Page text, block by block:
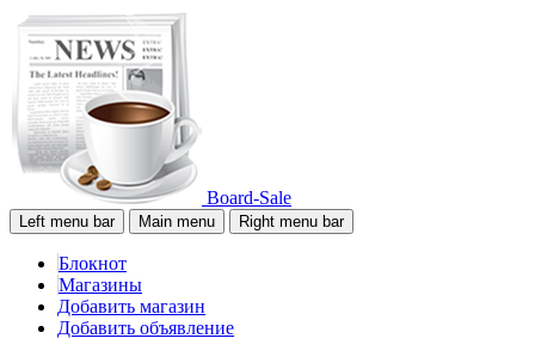
Board-Sale
Left menu bar Main menu Right menu bar
Блокнот
Магазины
Добавить магазин
Добавить объявление